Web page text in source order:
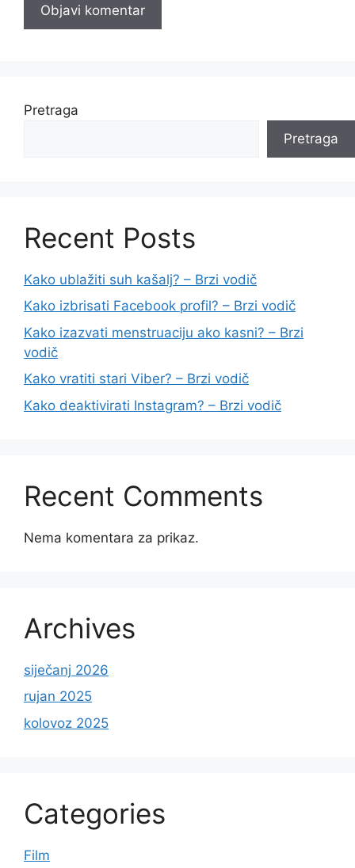
Pretraga
Pretraga
Recent Posts
Kako ublažiti suh kašalj? – Brzi vodič
Kako izbrisati Facebook profil? – Brzi vodič
Kako izazvati menstruaciju ako kasni? – Brzi
vodič
Kako vratiti stari Viber? – Brzi vodič
Kako deaktivirati Instagram? – Brzi vodič
Recent Comments
Nema komentara za prikaz.
Archives
siječanj 2026
rujan 2025
kolovoz 2025
Categories
Film